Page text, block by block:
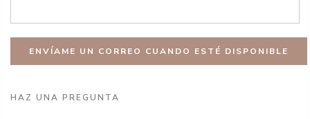
HAZ UNA PREGUNTA